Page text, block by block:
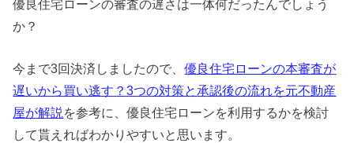
優良住宅ローンの審査の遅さは一体何だったんでしょう
か？
今まで3回決済しましたので、優良住宅ローンの本審査が
遅いから買い逃す？3つの対策と承認後の流れを元不動産
屋が解説 を参考に、優良住宅ローンを利用するかを検討
して貰えればわかりやすいと思います。